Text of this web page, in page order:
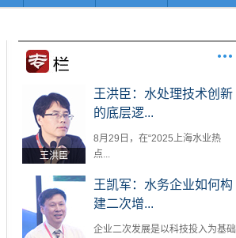
王洪臣
王洪臣：水处理技术创新
的底层逻...
8月29日，在“2025上海水业热
点...
王凯军：水务企业如何构
建二次增...
企业二次发展是以科技投入为基础